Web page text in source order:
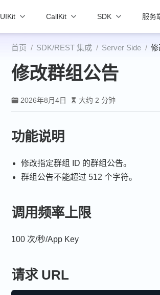
UIKit CallKit SDK 服务
首页 SDK/REST 集成 Server Side 修
修改群组公告
2026年8月4日 大约 2 分钟
功能说明
修改指定群组 ID 的群组公告。
群组公告不能超过 512 个字符。
调用频率上限
100 次/秒/App Key
请求 URL